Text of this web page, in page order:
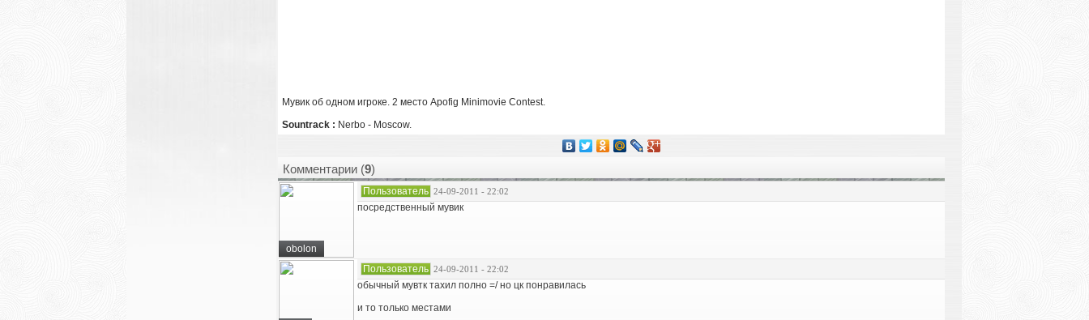
Мувик об одном игроке. 2 место Apofig Minimovie Contest.
Sountrack : Nerbo - Moscow.
Комментарии (9)
obolon
Пользователь 24-09-2011 - 22:02
посредственный мувик
Пользователь 24-09-2011 - 22:02
обычный мувтк тахил полно =/ но цк понравилась
и то только местами